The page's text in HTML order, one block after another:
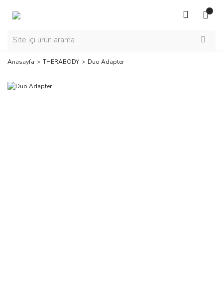
Anasayfa THERABODY Duo Adapter